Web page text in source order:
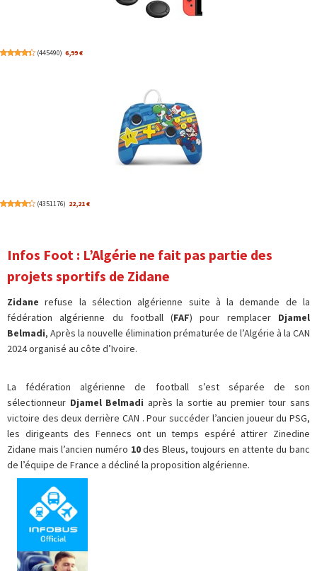
(445490) 6,99 €
(4351176) 22,21 €
Infos Foot : L’Algérie ne fait pas partie des
projets sportifs de Zidane
Zidane refuse la sélection algérienne suite à la demande de la
fédération algérienne du football (FAF) pour remplacer Djamel
Belmadi, Après la nouvelle élimination prématurée de l’Algérie à la CAN
2024 organisé au côte d’Ivoire.
La fédération algérienne de football s’est séparée de son
sélectionneur Djamel Belmadi après la sortie au premier tour sans
victoire des deux derrière CAN . Pour succéder l’ancien joueur du PSG,
les dirigeants des Fennecs ont un temps espéré attirer Zinedine
Zidane mais l’ancien numéro 10des Bleus, toujours en attente du banc
de l’équipe de France a décliné la proposition algérienne.